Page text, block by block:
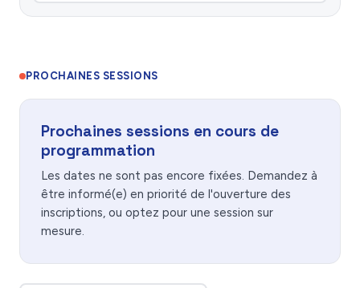
PROCHAINES SESSIONS
Prochaines sessions en cours de
programmation
Les dates ne sont pas encore fixées. Demandez à
être informé(e) en priorité de l'ouverture des
inscriptions, ou optez pour une session sur
mesure.